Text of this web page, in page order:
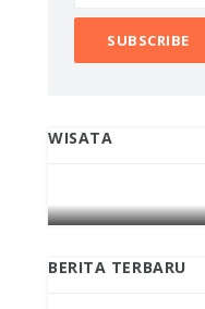
WISATA
BERITA TERBARU